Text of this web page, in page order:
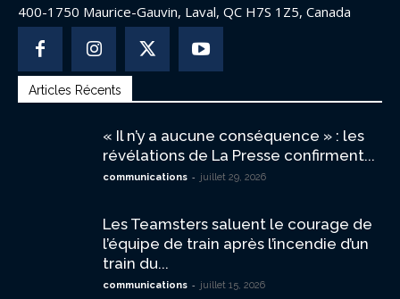
400-1750 Maurice-Gauvin, Laval, QC H7S 1Z5, Canada
Articles Récents
« Il n’y a aucune conséquence » : les
révélations de La Presse confirment...
communications - juillet 29, 2026
Les Teamsters saluent le courage de
l’équipe de train après l’incendie d’un
train du...
communications - juillet 15, 2026